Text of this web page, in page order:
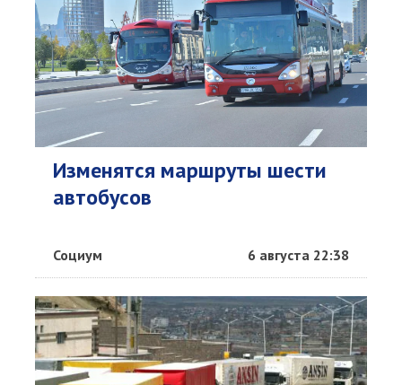
Изменятся маршруты шести
автобусов
Социум 6 августа 22:38